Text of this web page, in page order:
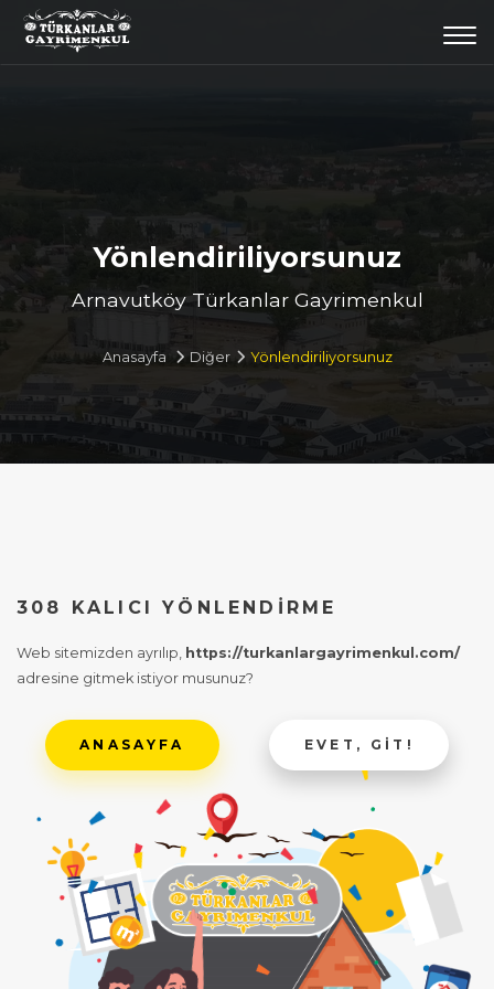
Yönlendiriliyorsunuz
Arnavutköy Türkanlar Gayrimenkul
Anasayfa Diğer Yönlendiriliyorsunuz
308 KALICI YÖNLENDIRME
Web sitemizden ayrılıp, https://turkanlargayrimenkul.com/
adresine gitmek istiyor musunuz?
ANASAYFA EVET, GIT!